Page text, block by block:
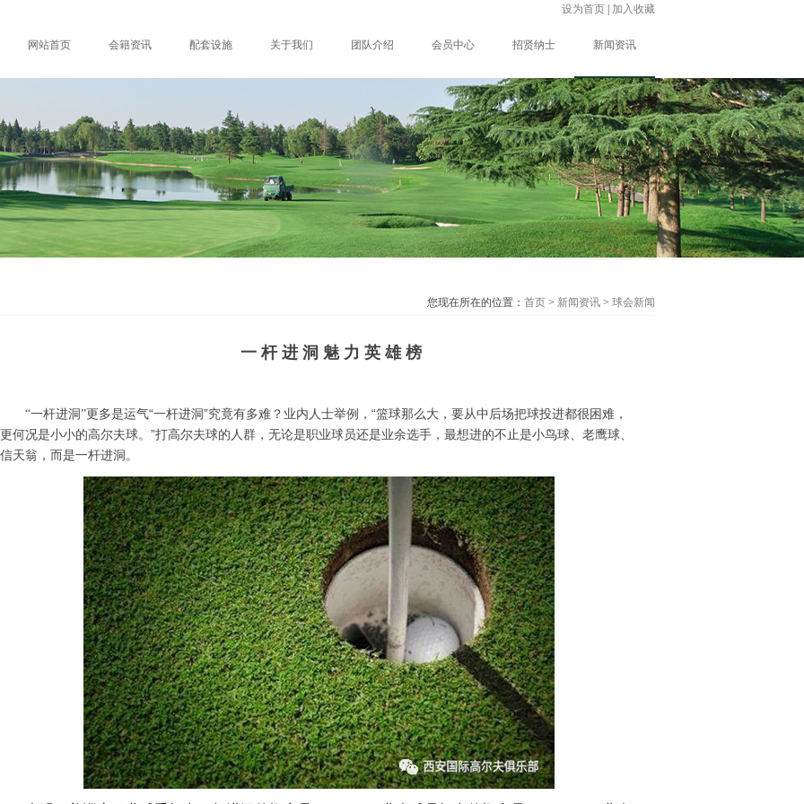
设为首页 加入收藏
网站首页 会籍资讯 配套设施 关于我们 团队介绍 会员中心 招贤纳士 新闻资讯
您现在所在的位置： 首页 > 新闻资讯 > 球会新闻
一 杆 进 洞 魅 力 英 雄 榜
“一杆进洞”更多是运气“一杆进洞”究竟有多难？业内人士举例，“篮球那么大，要从中后场把球投进都很困难，
更何况是小小的高尔夫球。”打高尔夫球的人群，无论是职业球员还是业余选手，最想进的不止是小鸟球、老鹰球、
信天翁，而是一杆进洞。